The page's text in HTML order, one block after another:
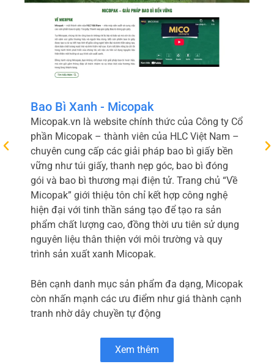
Bao Bì Xanh - Micopak
Micopak.vn là website chính thức của Công ty Cổ
phần Micopak – thành viên của HLC Việt Nam –
chuyên cung cấp các giải pháp bao bì giấy bền
vững như túi giấy, thanh nẹp góc, bao bì đóng
gói và bao bì thương mại điện tử. Trang chủ “Về
Micopak” giới thiệu tôn chỉ kết hợp công nghệ
hiện đại với tinh thần sáng tạo để tạo ra sản
phẩm chất lượng cao, đồng thời ưu tiên sử dụng
nguyên liệu thân thiện với môi trường và quy
trình sản xuất xanh Micopak.
Bên cạnh danh mục sản phẩm đa dạng, Micopak
còn nhấn mạnh các ưu điểm như giá thành cạnh
tranh nhờ dây chuyền tự động
Xem thêm